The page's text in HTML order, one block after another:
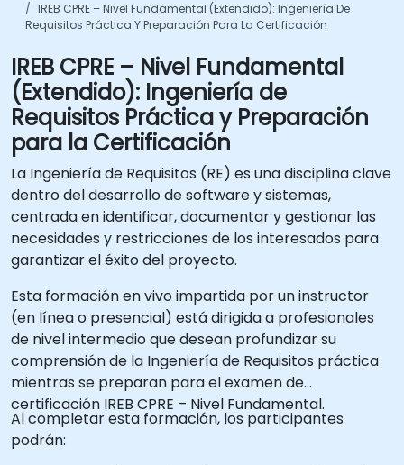
IREB CPRE – Nivel Fundamental (Extendido): Ingeniería De
Requisitos Práctica Y Preparación Para La Certificación
IREB CPRE – Nivel Fundamental
(Extendido): Ingeniería de
Requisitos Práctica y Preparación
para la Certificación
La Ingeniería de Requisitos (RE) es una disciplina clave
dentro del desarrollo de software y sistemas,
centrada en identificar, documentar y gestionar las
necesidades y restricciones de los interesados para
garantizar el éxito del proyecto.
Esta formación en vivo impartida por un instructor
(en línea o presencial) está dirigida a profesionales
de nivel intermedio que desean profundizar su
comprensión de la Ingeniería de Requisitos práctica
mientras se preparan para el examen de
certificación IREB CPRE – Nivel Fundamental.
Al completar esta formación, los participantes
podrán: